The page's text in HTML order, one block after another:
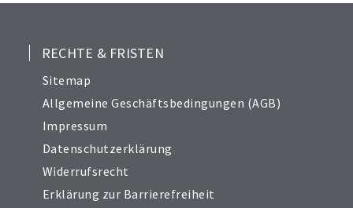
RECHTE & FRISTEN
Sitemap
Allgemeine Geschäftsbedingungen (AGB)
Impressum
Datenschutzerklärung
Widerrufsrecht
Erklärung zur Barrierefreiheit